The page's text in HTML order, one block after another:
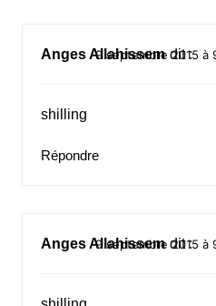
Anges Allahissem dit :
9 septembre 2015 à
shilling
Répondre
Anges Allahissem dit :
9 septembre 2015 à